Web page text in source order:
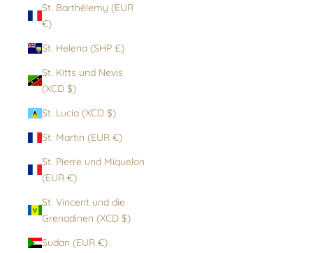
St. Barthélemy (EUR
€)
St. Helena (SHP £)
St. Kitts und Nevis
(XCD $)
St. Lucia (XCD $)
St. Martin (EUR €)
St. Pierre und Miquelon
(EUR €)
St. Vincent und die
Grenadinen (XCD $)
Sudan (EUR €)